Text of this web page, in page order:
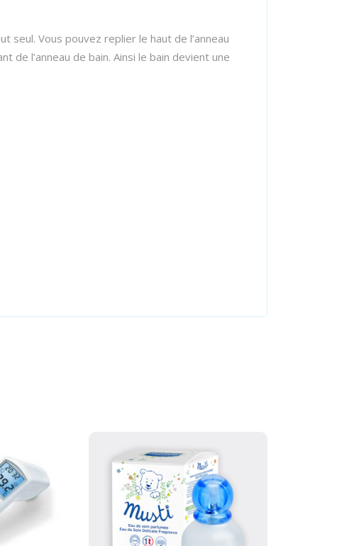
Vous pouvez replier le haut de l’anneau
l’anneau de bain. Ainsi le bain devient une
Ajouter au panier